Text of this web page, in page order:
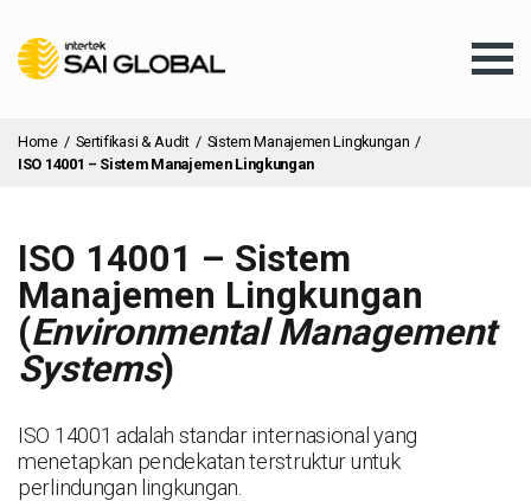
Pelatihan
Layanan
Layanan Klien
Home / Sertifikasi & Audit / Sistem Manajemen Lingkungan /
ISO 14001 – Sistem Manajemen Lingkungan
ISO 14001 – Sistem
Manajemen Lingkungan
(Environmental Management
Systems)
ISO 14001 adalah standar internasional yang
menetapkan pendekatan terstruktur untuk
perlindungan lingkungan.